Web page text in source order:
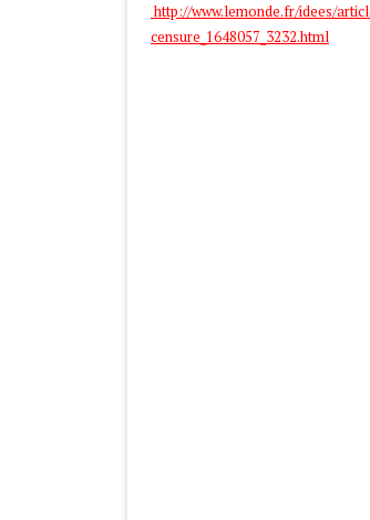
http://www.lemonde.fr/idees/
censure_1648057_3232.html